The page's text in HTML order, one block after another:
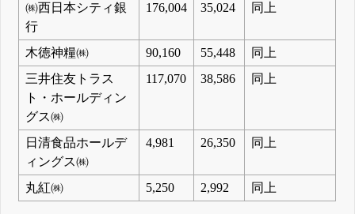
㈱西日本シティ銀
行
176,004 35,024 同上
木徳神糧㈱ 90,160 55,448
同上
三井住友トラス
ト・ホールディン
グス㈱
117,070 38,586 同上
日清食品ホールデ
ィングス㈱
4,981 26,350 同上
丸紅㈱ 5,250 2,992 同上